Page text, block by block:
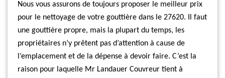
Nous vous assurons de toujours proposer le meilleur prix
pour le nettoyage de votre gouttière dans le 27620. Il faut
une gouttière propre, mais la plupart du temps, les
propriétaires n’y prêtent pas d’attention à cause de
l’emplacement et de la dépense à devoir faire. C’est la
raison pour laquelle Mr Landauer Couvreur tient à